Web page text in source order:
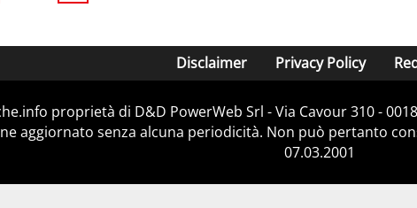
Disclaimer Privacy Policy
proprietà di D&D PowerWeb Srl - Via Cavour 310 -
aggiornato senza alcuna periodicità. Non può pertanto
07.03.2001